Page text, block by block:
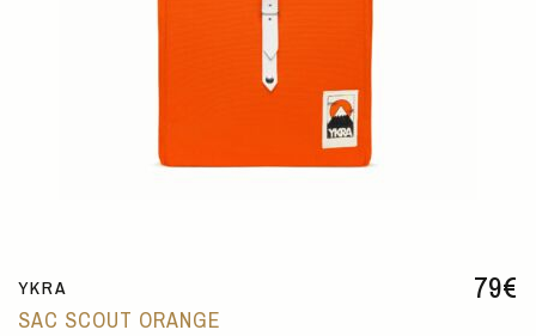
79€
YKRA
SAC SCOUT ORANGE